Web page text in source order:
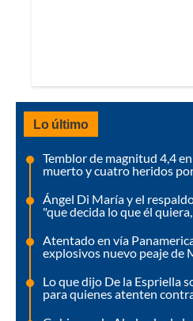
Lo último
Temblor de magnitud 4,4
muerto y cuatro heridos
Ángel Di María y el
"que decida lo que él
Atentado en vía
explosivos nuevo peaje de
Lo que dijo De la Espriella
para quienes atenten